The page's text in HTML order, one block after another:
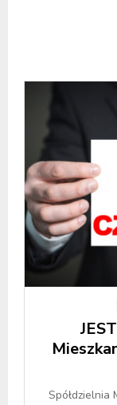
Spółdzielnia